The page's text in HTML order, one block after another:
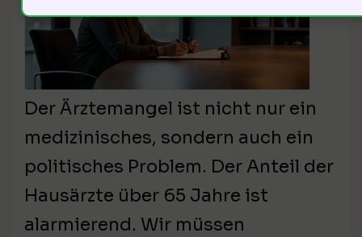
Der Ärztemangel ist nicht nur ein
medizinisches, sondern auch ein
politisches Problem. Der Anteil der
Hausärzte über 65 Jahre ist
alarmierend. Wir müssen